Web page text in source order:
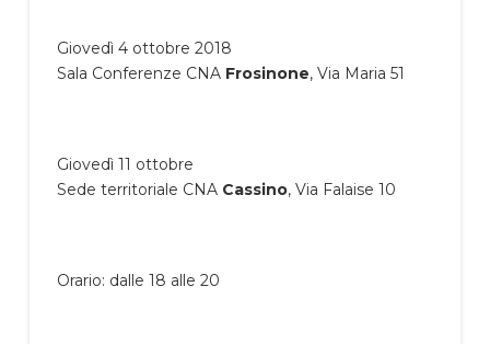
Giovedì 4 ottobre 2018
Sala Conferenze CNA Frosinone, Via Maria 51
Giovedì 11 ottobre
Sede territoriale CNA Cassino, Via Falaise 10
Orario: dalle 18 alle 20